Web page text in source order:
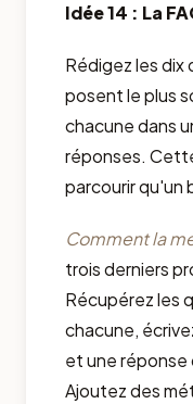
Idée 14 : La
Rédigez les dix
posent le plus
chacune dans
réponses.
parcourir qu'un
Comment la
trois derniers
Récupérez les
chacune,
et une réponse
Ajoutez des